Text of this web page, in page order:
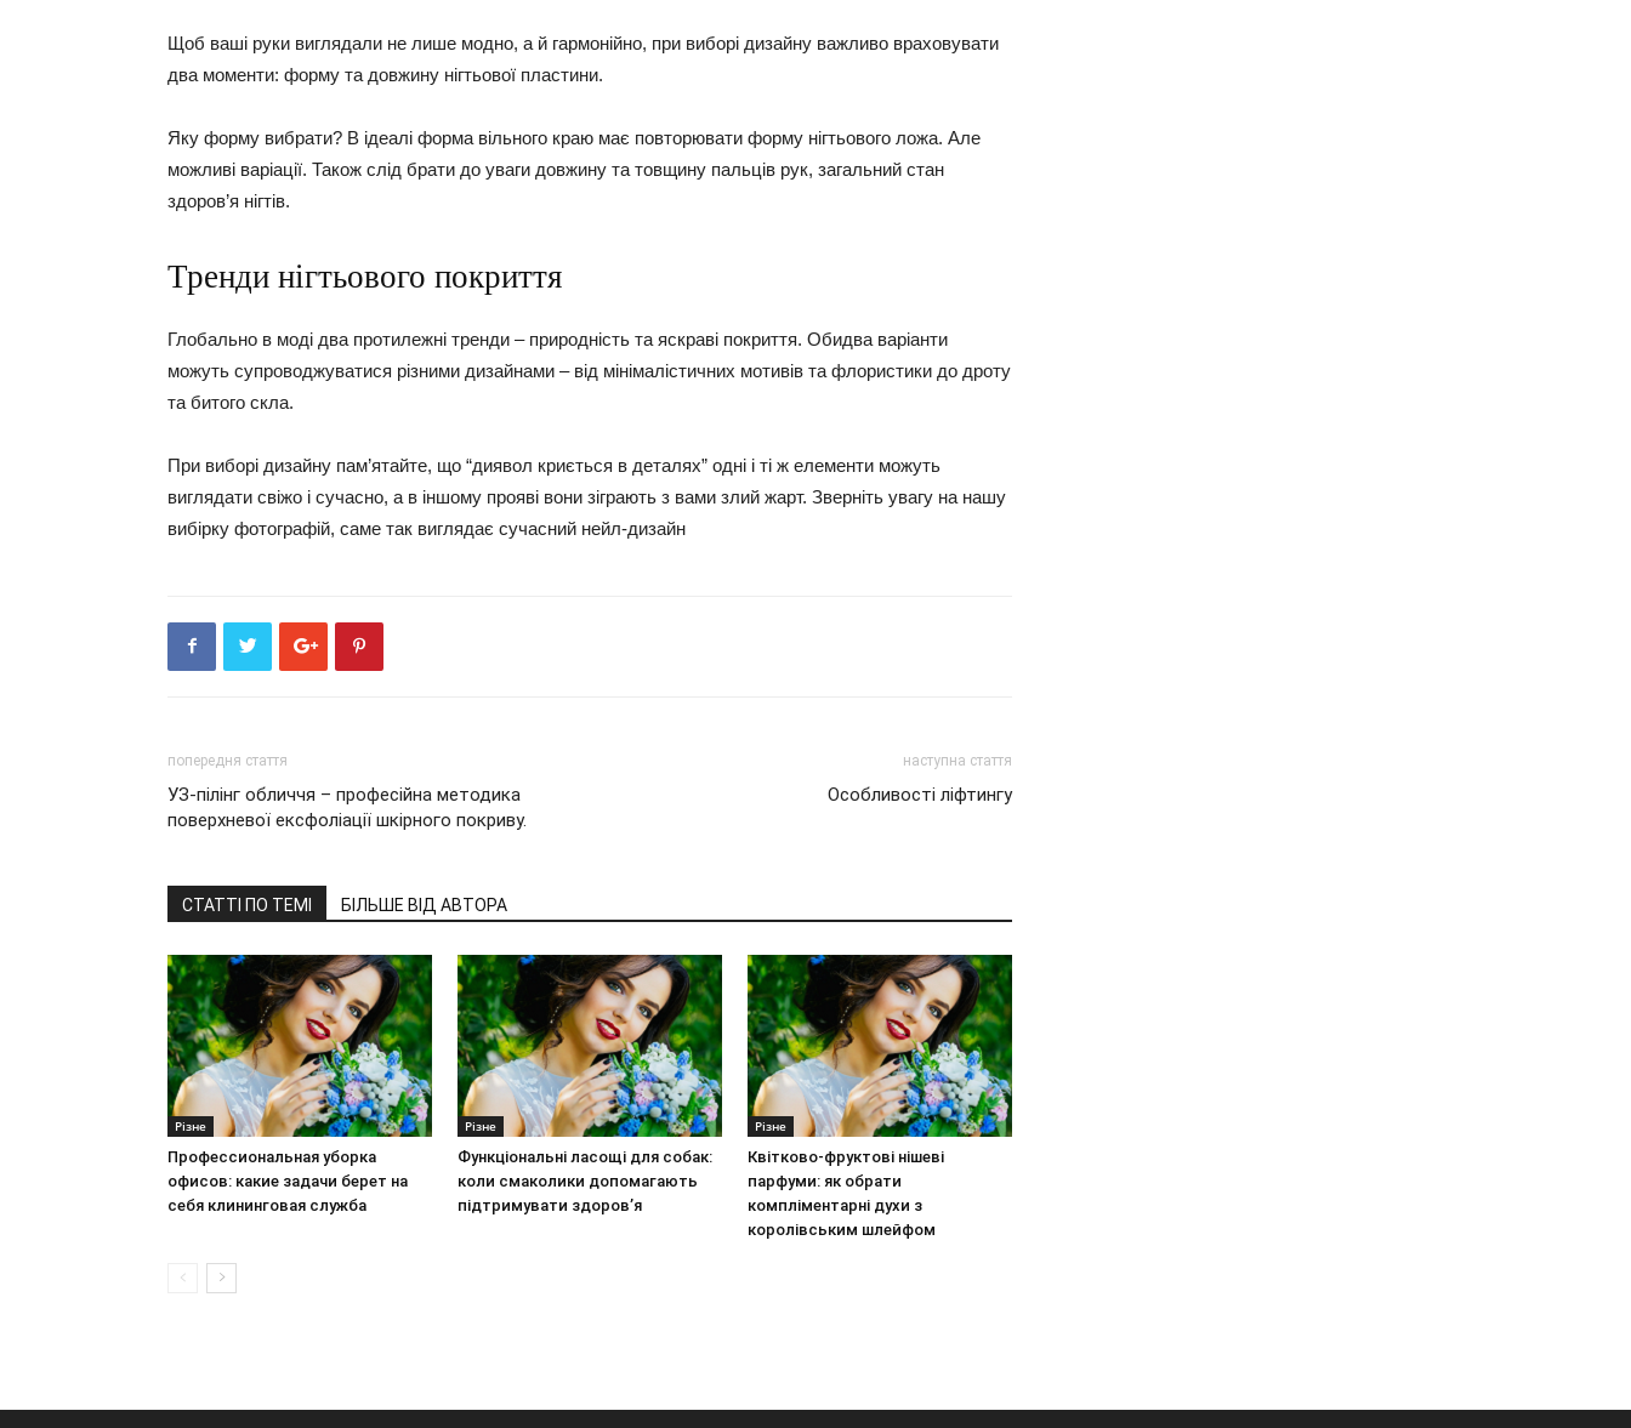
Щоб ваші руки виглядали не лише модно, а й гармонійно, при виборі дизайну важливо враховувати
два моменти: форму та довжину нігтьової пластини.
Яку форму вибрати? В ідеалі форма вільного краю має повторювати форму нігтьового ложа. Але
можливі варіації. Також слід брати до уваги довжину та товщину пальців рук, загальний стан
здоров’я нігтів.
Тренди нігтьового покриття
Глобально в моді два протилежні тренди – природність та яскраві покриття. Обидва варіанти
можуть супроводжуватися різними дизайнами – від мінімалістичних мотивів та флористики до дроту
та битого скла.
При виборі дизайну пам’ятайте, що “диявол криється в деталях” одні і ті ж елементи можуть
виглядати свіжо і сучасно, а в іншому прояві вони зіграють з вами злий жарт. Зверніть увагу на нашу
вибірку фотографій, саме так виглядає сучасний нейл-дизайн
попередня стаття
УЗ-пілінг обличчя – професійна методика
поверхневої ексфоліації шкірного покриву.
наступна стаття
Особливості ліфтингу
СТАТТІ ПО ТЕМІ БІЛЬШЕ ВІД АВТОРА
Різне
Профессиональная уборка
офисов: какие задачи берет на
себя клининговая служба
Різне
Функціональні ласощі для собак:
коли смаколики допомагають
підтримувати здоров’я
Різне
Квітково-фруктові нішеві
парфуми: як обрати
компліментарні духи з
королівським шлейфом